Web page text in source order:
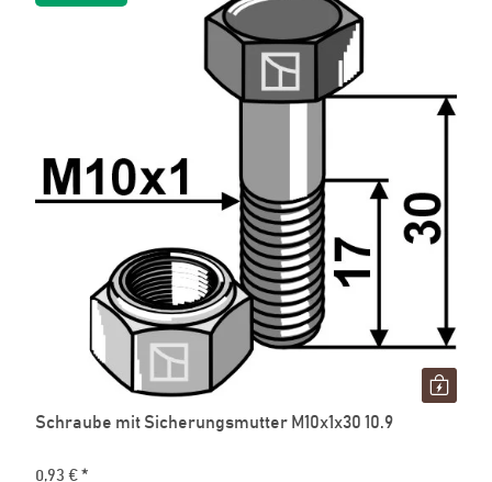
Schraube mit Sicherungsmutter M10x1x30 10.9
0,93 € *